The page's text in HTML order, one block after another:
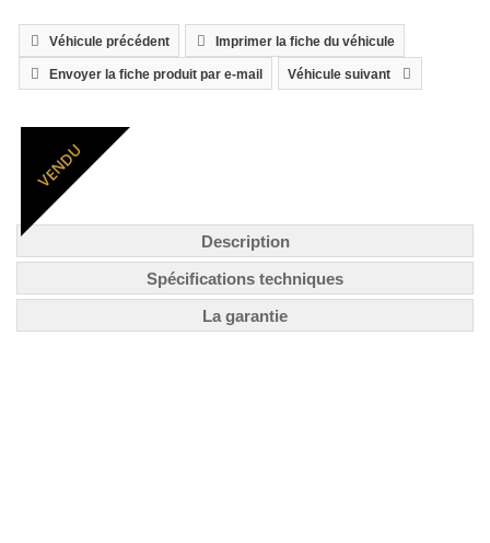
Véhicule précédent Imprimer la fiche du véhicule
Envoyer la fiche produit par e-mail Véhicule suivant
VENDU
Description
Spécifications techniques
La garantie